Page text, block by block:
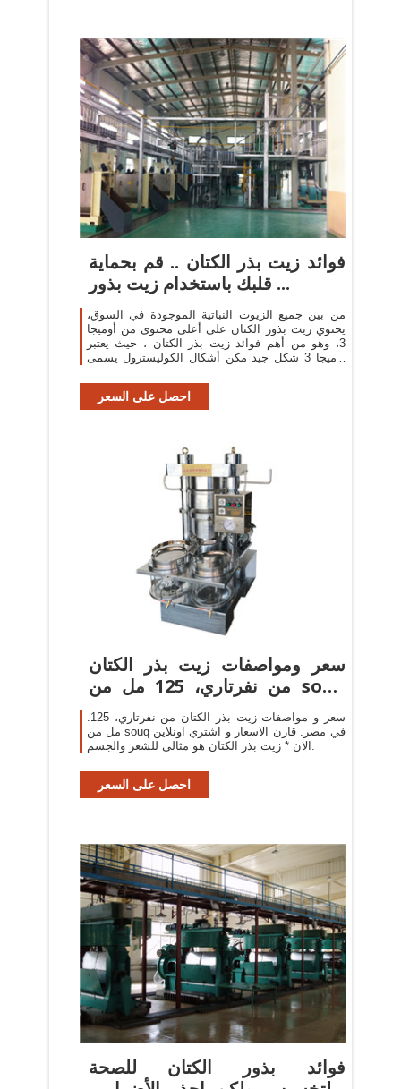
فوائد زيت بذر الكتان .. قم بحماية
قلبك باستخدام زيت بذور ...
من بين جميع الزيوت النباتية الموجودة في السوق،
يحتوي زيت بذور الكتان على أعلى محتوى من أوميجا
3، وهو من أهم فوائد زيت بذر الكتان ، حيث يعتبر
أوميجا 3 شكل جيد مكن أشكال الكوليسترول يسمى
احصل على السعر
سعر ومواصفات زيت بذر الكتان
من نفرتاري، 125 مل من souq
.سعر و مواصفات زيت بذر الكتان من نفرتاري، 125
مل من souq في مصر. قارن الاسعار و اشتري اونلاين
الان * زيت بذر الكتان هو مثالى للشعر والجسم.
احصل على السعر
فوائد بذور الكتان للصحة